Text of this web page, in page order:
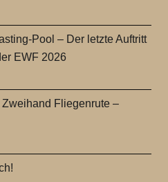
Pool – Der letzte Auftritt
EWF 2026
Fliegenrute –